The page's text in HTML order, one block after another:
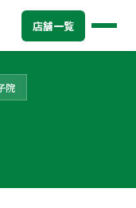
店舗一覧
整骨院と整体の違い
院